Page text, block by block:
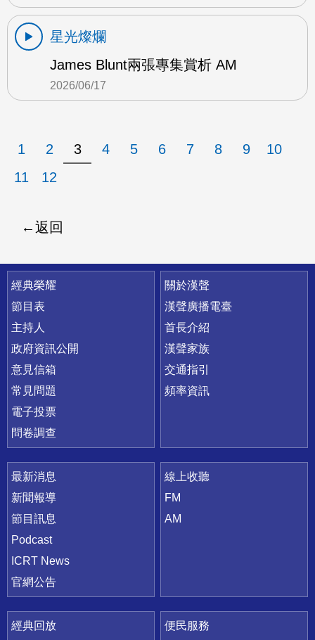
星光燦爛
James Blunt兩張專集賞析 AM
2026/06/17
1 2 3 4 5 6 7 8 9
10
11
12
返回
快速連結
經典榮耀
節目表
主持人
政府資訊公開
意見信箱
常見問題
電子投票
問卷調查
關於漢聲
漢聲廣播電臺
首長介紹
漢聲家族
交通指引
頻率資訊
最新消息
新聞報導
節目訊息
Podcast
ICRT News
官網公告
線上收聽
FM
AM
經典回放
便民服務